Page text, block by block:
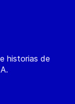
historias de